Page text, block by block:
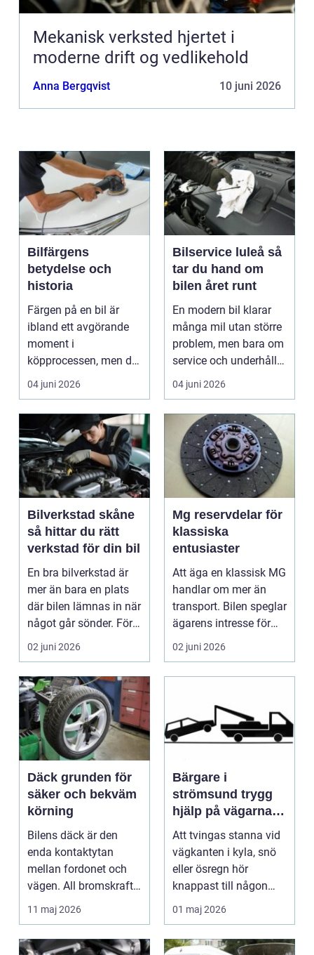
Mekanisk verksted hjertet i
moderne drift og vedlikehold
Anna Bergqvist 10 juni 2026
Bilfärgens
betydelse och
historia
Färgen på en bil är
ibland ett avgörande
moment i
köpprocessen, men det
ha...
04 juni 2026
Bilservice luleå så
tar du hand om
bilen året runt
En modern bil klarar
många mil utan större
problem, men bara om
service och underhåll
sköts i tid. I...
04 juni 2026
Bilverkstad skåne
så hittar du rätt
verkstad för din bil
En bra bilverkstad är
mer än bara en plats
där bilen lämnas in när
något går sönder. För
många biläg...
02 juni 2026
Mg reservdelar för
klassiska
entusiaster
Att äga en klassisk MG
handlar om mer än
transport. Bilen speglar
ägarens intresse för
teknik, histo...
02 juni 2026
Däck grunden för
säker och bekväm
körning
Bilens däck är den
enda kontaktytan
mellan fordonet och
vägen. All bromskraft,
styrning och accelera...
11 maj 2026
Bärgare i
strömsund trygg
hjälp på vägarna
året runt
Att tvingas stanna vid
vägkanten i kyla, snö
eller ösregn hör
knappast till någon
bilägares drömscen...
01 maj 2026